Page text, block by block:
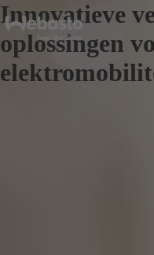
Innovatieve
oplossingen